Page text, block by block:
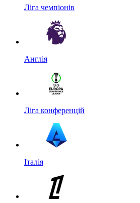
Ліга чемпіонів
Англія
Ліга конференцій
Італія